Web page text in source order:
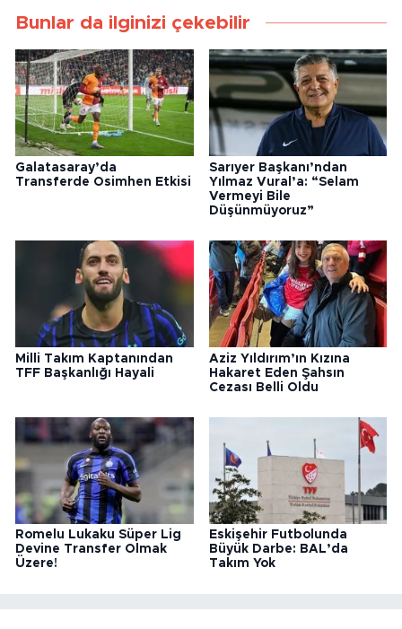
Bunlar da ilginizi çekebilir
Galatasaray’da
Transferde Osimhen Etkisi
Sarıyer Başkanı’ndan
Yılmaz Vural’a: “Selam
Vermeyi Bile
Düşünmüyoruz”
Milli Takım Kaptanından
TFF Başkanlığı Hayali
Aziz Yıldırım’ın Kızına
Hakaret Eden Şahsın
Cezası Belli Oldu
Romelu Lukaku Süper Lig
Devine Transfer Olmak
Üzere!
Eskişehir Futbolunda
Büyük Darbe: BAL’da
Takım Yok